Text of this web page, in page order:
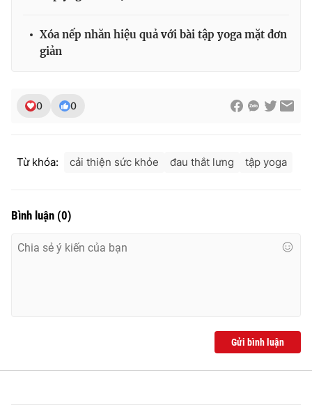
Xóa nếp nhăn hiệu quả với bài tập yoga mặt đơn
giản
0 0
Từ khóa: cải thiện sức khỏe đau thắt lưng tập yoga
Bình luận (0)
Gửi bình luận